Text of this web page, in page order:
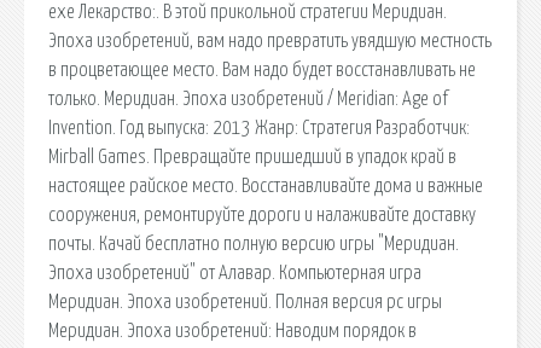
exe Лекарство:. В этой прикольной стратегии Меридиан.
Эпоха изобретений, вам надо превратить увядшую местность
в процветающее место. Вам надо будет восстанавливать не
только. Меридиан. Эпоха изобретений / Meridian: Age of
Invention. Год выпуска: 2013 Жанр: Стратегия Разработчик:
Mirball Games. Превращайте пришедший в упадок край в
настоящее райское место. Восстанавливайте дома и важные
сооружения, ремонтируйте дороги и налаживайте доставку
почты. Качай бесплатно полную версию игры "Меридиан.
Эпоха изобретений" от Алавар. Компьютерная игра
Меридиан. Эпоха изобретений. Полная версия pc игры
Меридиан. Эпоха изобретений: Наводим порядок в